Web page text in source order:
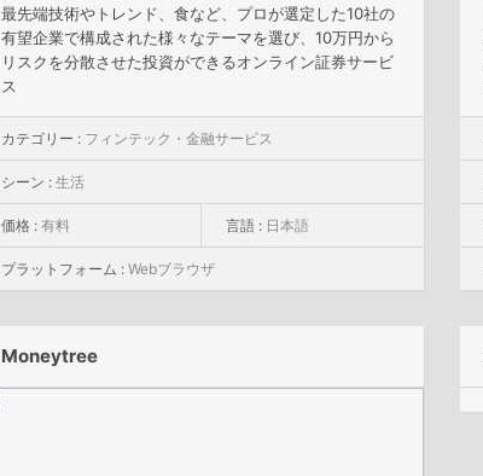
最先端技術やトレンド、食など、プロが選定した10社の
有望企業で構成された様々なテーマを選び、10万円から
リスクを分散させた投資ができるオンライン証券サービ
ス
カテゴリー : フィンテック・金融サービス
シーン : 生活
価格 : 有料 言語 : 日本語
プラットフォーム : Webブラウザ
Moneytree